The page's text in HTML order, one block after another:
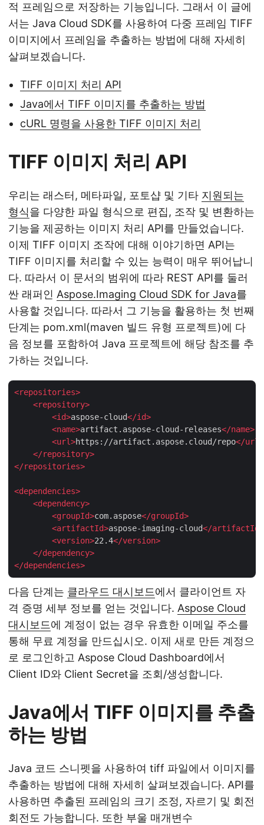
적 프레임으로 저장하는 기능입니다. 그래서 이 글에
서는 Java Cloud SDK를 사용하여 다중 프레임 TIFF
이미지에서 프레임을 추출하는 방법에 대해 자세히
살펴보겠습니다.
TIFF 이미지 처리 API
Java에서 TIFF 이미지를 추출하는 방법
cURL 명령을 사용한 TIFF 이미지 처리
TIFF 이미지 처리 API
우리는 래스터, 메타파일, 포토샵 및 기타 지원되는
형식을 다양한 파일 형식으로 편집, 조작 및 변환하는
기능을 제공하는 이미지 처리 API를 만들었습니다.
이제 TIFF 이미지 조작에 대해 이야기하면 API는
TIFF 이미지를 처리할 수 있는 능력이 매우 뛰어납니
다. 따라서 이 문서의 범위에 따라 REST API를 둘러
싼 래퍼인 Aspose.Imaging Cloud SDK for Java를
사용할 것입니다. 따라서 그 기능을 활용하는 첫 번째
단계는 pom.xml(maven 빌드 유형 프로젝트)에 다
음 정보를 포함하여 Java 프로젝트에 해당 참조를 추
가하는 것입니다.
<repositories>
<repository>
<id>aspose-cloud</id>
<name>artifact.aspose-cloud-releases</name>
<url>https://artifact.aspose.cloud/repo</url
</repository>
</repositories>
<dependencies>
<dependency>
<groupId>com.aspose</groupId>
<artifactId>aspose-imaging-cloud</artifactId
<version>22.4</version>
</dependency>
</dependencies>
다음 단계는 클라우드 대시보드에서 클라이언트 자
격 증명 세부 정보를 얻는 것입니다. Aspose Cloud
대시보드에 계정이 없는 경우 유효한 이메일 주소를
통해 무료 계정을 만드십시오. 이제 새로 만든 계정으
로 로그인하고 Aspose Cloud Dashboard에서
Client ID와 Client Secret을 조회/생성합니다.
Java에서 TIFF 이미지를 추출
하는 방법
Java 코드 스니펫을 사용하여 tiff 파일에서 이미지를
추출하는 방법에 대해 자세히 살펴보겠습니다. API를
사용하면 추출된 프레임의 크기 조정, 자르기 및 회전
회전도 가능합니다. 또한 부울 매개변수